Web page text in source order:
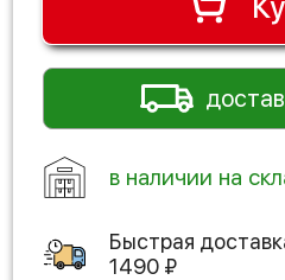
в наличии на
Быстрая
1490 ₽